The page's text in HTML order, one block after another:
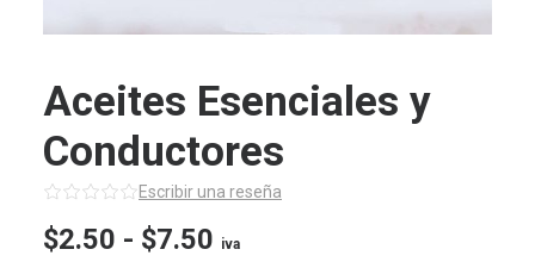
Aceites Esenciales y
Conductores
Escribir una reseña
$2.50 - $7.50 Rango
iva